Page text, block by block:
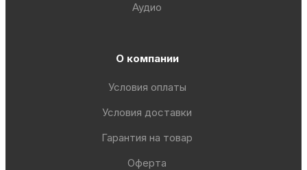
Аудио
О компании
Условия оплаты
Условия доставки
Гарантия на товар
Оферта